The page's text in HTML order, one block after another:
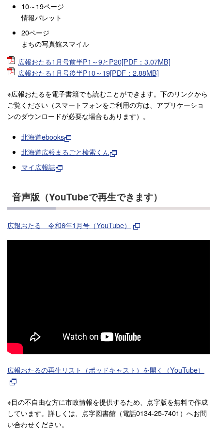
10～19ページ
情報パレット
20ページ
まちの写真館スマイル
広報おたる1月号前半P1～9とP20[PDF：3.07MB]
広報おたる1月号後半P10～19[PDF：2.88MB]
※広報おたるを電子書籍でも読むことができます。下のリンクから
ご覧ください（スマートフォンをご利用の方は、アプリケーショ
ンのダウンロードが必要な場合もあります）。
北海道ebooks
北海道広報まるごと検索くん
マイ広報誌
音声版（YouTubeで再生できます）
広報おたる 令和6年1月号（YouTube）
広報おたるの再生リスト（ポッドキャスト）を開く（YouTube）
※目の不自由な方に市政情報を提供するため、点字版を無料で作成
しています。詳しくは、点字図書館（電話0134-25-7401）へお問
い合わせください。